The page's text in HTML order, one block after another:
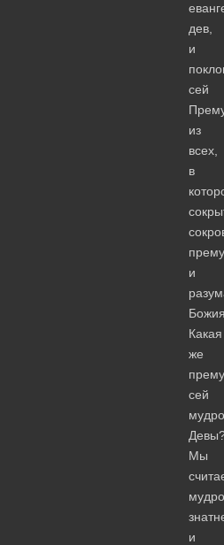
дев,
и
сей
из
всех,
в
и
Какая
же
сей
Мы
и